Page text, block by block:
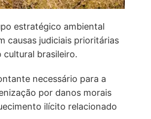
estratégico ambiental
causas judiciais prioritárias
brasileiro.
necessário para a
por danos morais
ilícito relacionado